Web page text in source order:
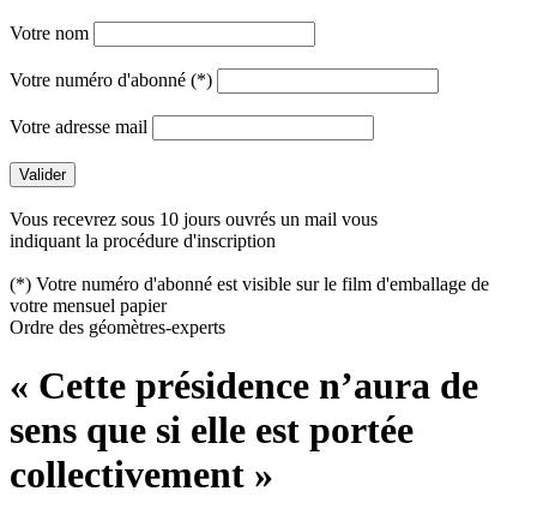
Votre nom
Votre numéro d'abonné (*)
Votre adresse mail
Vous recevrez sous 10 jours ouvrés un mail vous
indiquant la procédure d'inscription
(*) Votre numéro d'abonné est visible sur le film d'emballage de
votre mensuel papier
Ordre des géomètres-experts
« Cette présidence n’aura de
sens que si elle est portée
collectivement »